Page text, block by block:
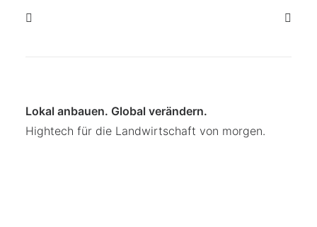
Lokal anbauen. Global verändern.
Hightech für die Landwirtschaft von morgen.